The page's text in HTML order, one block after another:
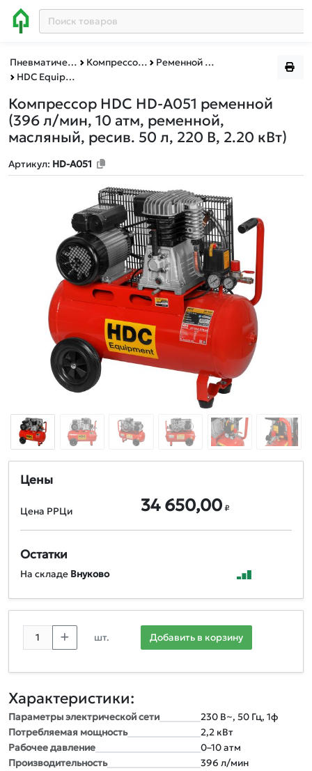
Пневматическое и гидравлическое оборудование Компрессоры
Ременной привод (масляные)
HDC Equipment
Компрессор HDC HD-A051 ременной
(396 л/мин, 10 атм, ременной,
масляный, ресив. 50 л, 220 В, 2.20 кВт)
Артикул: HD-A051
Цены
Цена РРЦи 34 650,00 ₽
Остатки
На складе Внуково
шт. Добавить в корзину
Характеристики:
Параметры электрической сети
230 В~, 50 Гц, 1ф
Потребляемая мощность
2,2 кВт
Рабочее давление
0–10 атм
Производительность
396 л/мин